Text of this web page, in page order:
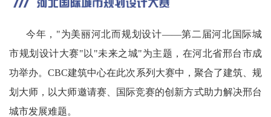
今年，"为美丽河北而规划设计——第二届河北国际城
市规划设计大赛"以"未来之城"为主题，在河北省邢台市成
功举办。CBC建筑中心在此次系列大赛中，聚合了建筑、规
划大师，以大师邀请赛、国际竞赛的创新方式助力解决邢台
城市发展难题。